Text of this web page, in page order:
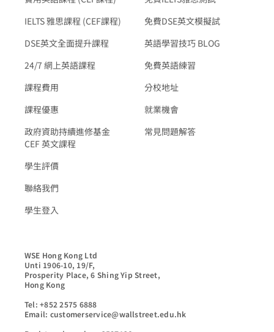
IELTS 雅思課程 (CEF課程)
DSE英文全面提升課程
24/7 網上英語課程
課程費用
課程優惠
政府資助持續進修基金
CEF 英文課程
學生評價
聯絡我們
學生登入
免費DSE英文模擬試
英語學習技巧 BLOG
免費英語練習
分校地址
就業機會
常見問題解答
WSE Hong Kong Ltd
Unti 1906-10, 19/F,
Prosperity Place, 6 Shing Yip Street,
Hong Kong
Tel: +852 2575 6888
Email: customerservice@wallstreet.edu.hk